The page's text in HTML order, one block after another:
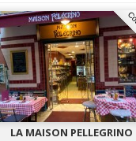
LA MAISON PELLEGRINO